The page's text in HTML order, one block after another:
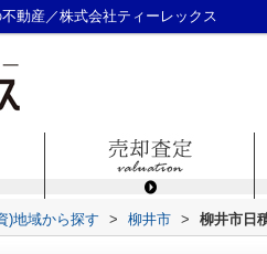
動産／株式会社ティーレックス
)地域から探す > 柳井市 > 柳井市日